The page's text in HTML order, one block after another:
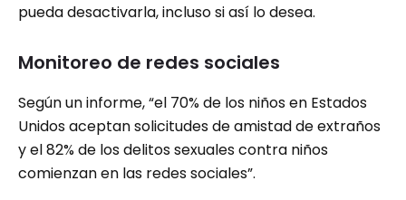
pueda desactivarla, incluso si así lo desea.
Monitoreo de redes sociales
Según un informe, “el 70% de los niños en Estados
Unidos aceptan solicitudes de amistad de extraños
y el 82% de los delitos sexuales contra niños
comienzan en las redes sociales”.